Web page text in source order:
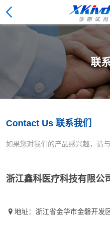
联
Contact Us 联系我们
如果您对我们的产品感兴趣，请
浙江鑫科医疗科技有限公
地址：浙江省金华市金磐开发